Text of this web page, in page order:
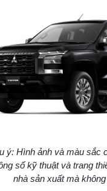
ý: Hình ảnh và màu sắc
số kỹ thuật và trang
nhà sản xuất mà